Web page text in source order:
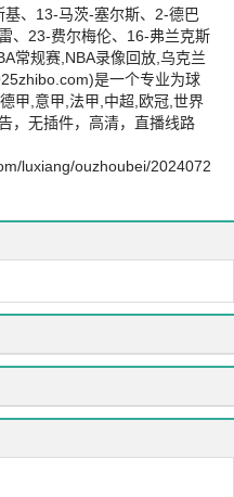
、13-马茨-塞尔斯、2-德巴
、23-费尔梅伦、16-弗兰克斯
常规赛,NBA录像回放,乌克兰
是一个专业为球
甲,意甲,法甲,中超,欧冠,世界
，无插件，高清，直播线路
luxiang/ouzhoubei/2024072